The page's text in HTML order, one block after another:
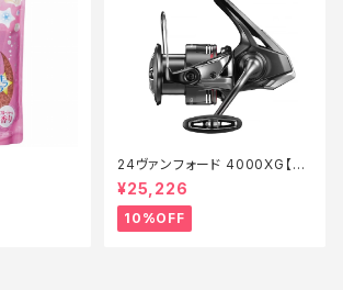
24ヴァンフォード 4000XG【継
続セール_リール】【10】
¥25,226
10%OFF